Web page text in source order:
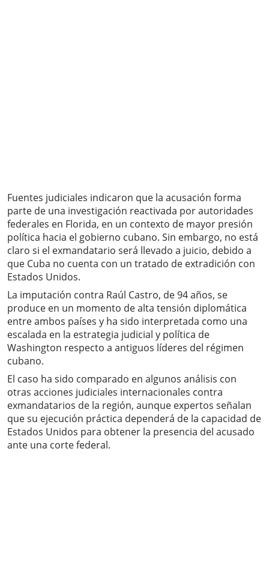
Fuentes judiciales indicaron que la acusación forma
parte de una investigación reactivada por autoridades
federales en Florida, en un contexto de mayor presión
política hacia el gobierno cubano. Sin embargo, no está
claro si el exmandatario será llevado a juicio, debido a
que Cuba no cuenta con un tratado de extradición con
Estados Unidos.
La imputación contra Raúl Castro, de 94 años, se
produce en un momento de alta tensión diplomática
entre ambos países y ha sido interpretada como una
escalada en la estrategia judicial y política de
Washington respecto a antiguos líderes del régimen
cubano.
El caso ha sido comparado en algunos análisis con
otras acciones judiciales internacionales contra
exmandatarios de la región, aunque expertos señalan
que su ejecución práctica dependerá de la capacidad de
Estados Unidos para obtener la presencia del acusado
ante una corte federal.